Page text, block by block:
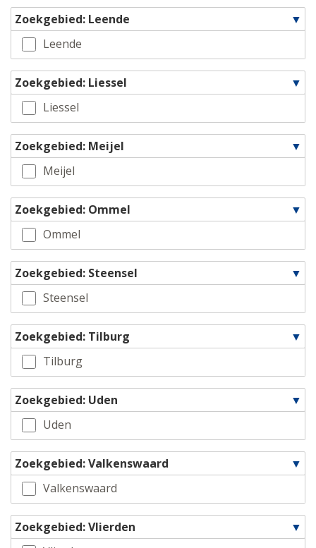
Zoekgebied: Leende
Leende
Zoekgebied: Liessel
Liessel
Zoekgebied: Meijel
Meijel
Zoekgebied: Ommel
Ommel
Zoekgebied: Steensel
Steensel
Zoekgebied: Tilburg
Tilburg
Zoekgebied: Uden
Uden
Zoekgebied: Valkenswaard
Valkenswaard
Zoekgebied: Vlierden